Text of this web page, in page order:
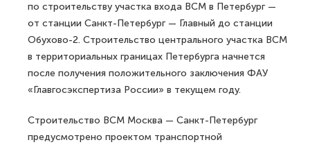
по строительству участка входа ВСМ в Петербург —
от станции Санкт-Петербург — Главный до станции
Обухово-2. Строительство центрального участка ВСМ
в территориальных границах Петербурга начнется
после получения положительного заключения ФАУ
«Главгосэкспертиза России» в текущем году.
Строительство ВСМ Москва — Санкт-Петербург
предусмотрено проектом транспортной